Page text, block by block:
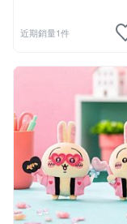
近期銷量1件